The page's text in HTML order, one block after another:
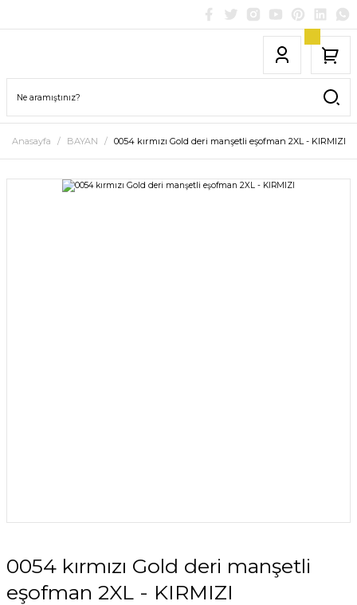
Anasayfa BAYAN 0054 kırmızı Gold deri manşetli eşofman 2XL - KIRMIZI
0054 kırmızı Gold deri manşetli
eşofman 2XL - KIRMIZI